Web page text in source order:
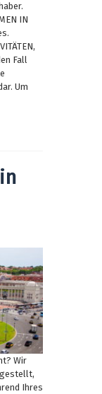
IN
Fall
Um
Wir
Ihres